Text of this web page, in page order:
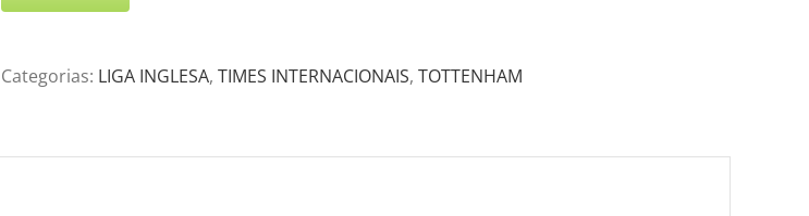
Categorias: LIGA INGLESA, TIMES INTERNACIONAIS, TOTTENHAM